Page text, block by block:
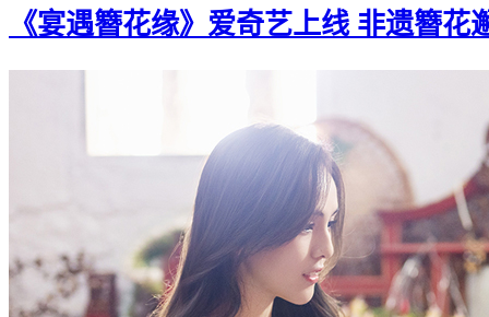
《宴遇簪花缘》爱奇艺上线 非遗簪花